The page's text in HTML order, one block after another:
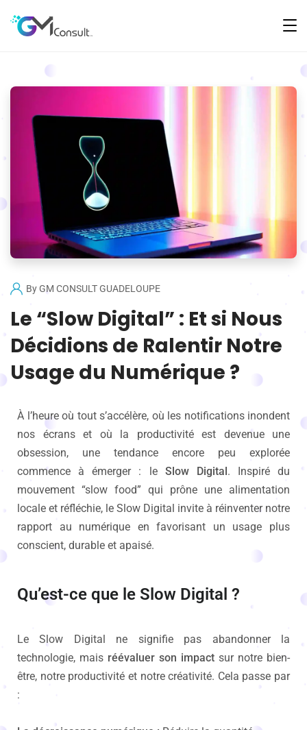
ByGM CONSULT GUADELOUPE
Le “Slow Digital” : Et si Nous
Décidions de Ralentir Notre
Usage du Numérique ?
À l’heure où tout s’accélère, où les notifications inondent
nos écrans et où la productivité est devenue une
obsession, une tendance encore peu explorée
commence à émerger : le Slow Digital. Inspiré du
mouvement “slow food” qui prône une alimentation
locale et réfléchie, le Slow Digital invite à réinventer notre
rapport au numérique en favorisant un usage plus
conscient, durable et apaisé.
Qu’est-ce que le Slow Digital ?
Le Slow Digital ne signifie pas abandonner la
technologie, mais réévaluer son impact sur notre bien-
être, notre productivité et notre créativité. Cela passe par
: